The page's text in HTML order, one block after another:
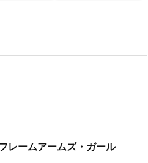
フレームアームズ・ガール